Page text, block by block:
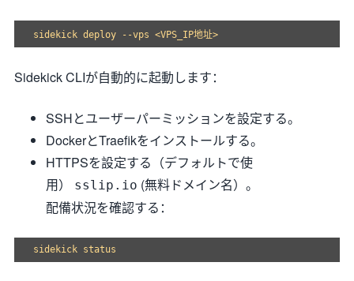
Sidekick CLIが自動的に起動します：
SSHとユーザーパーミッションを設定する。
DockerとTraefikをインストールする。
HTTPSを設定する（デフォルトで使
用）
sslip.io (無料ドメイン名）。
配備状況を確認する：